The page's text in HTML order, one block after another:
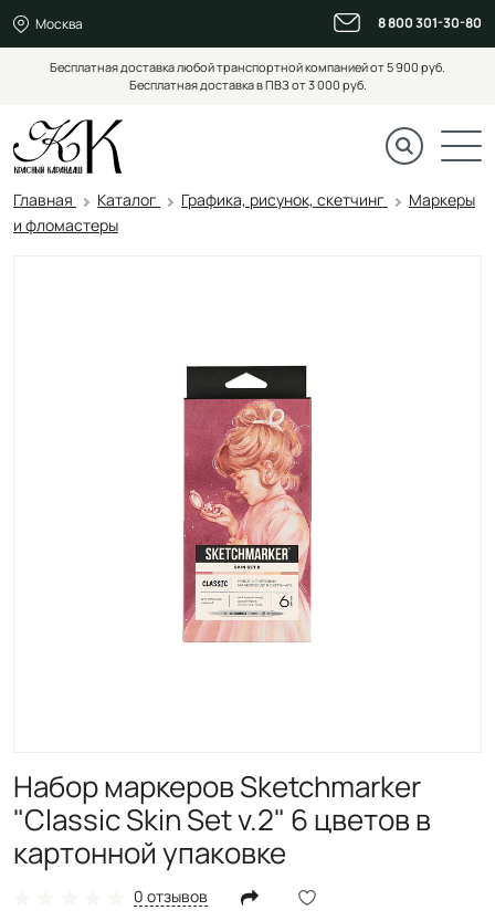
Москва 8 800 301-30-80
Бесплатная доставка любой транспортной компанией от 5 900 руб.
Бесплатная доставка в ПВЗ от 3 000 руб.
Главная Каталог Графика, рисунок, скетчинг
Маркеры
и фломастеры
Набор маркеров Sketchmarker
"Classic Skin Set v.2" 6 цветов в
картонной упаковке
0 отзывов